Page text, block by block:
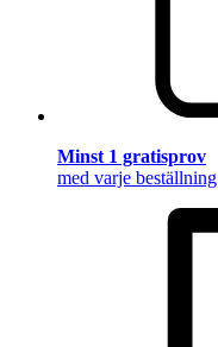
Minst 1 gratisprov
med varje beställning